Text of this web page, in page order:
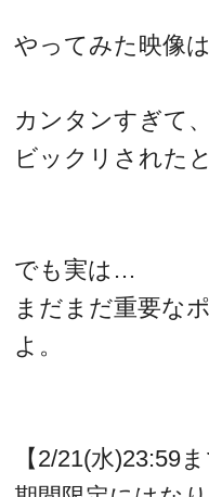
やってみた映像
カンタンすぎて、
ビックリされた
でも実は…
まだまだ重要な
よ。
【2/21(水)23:59